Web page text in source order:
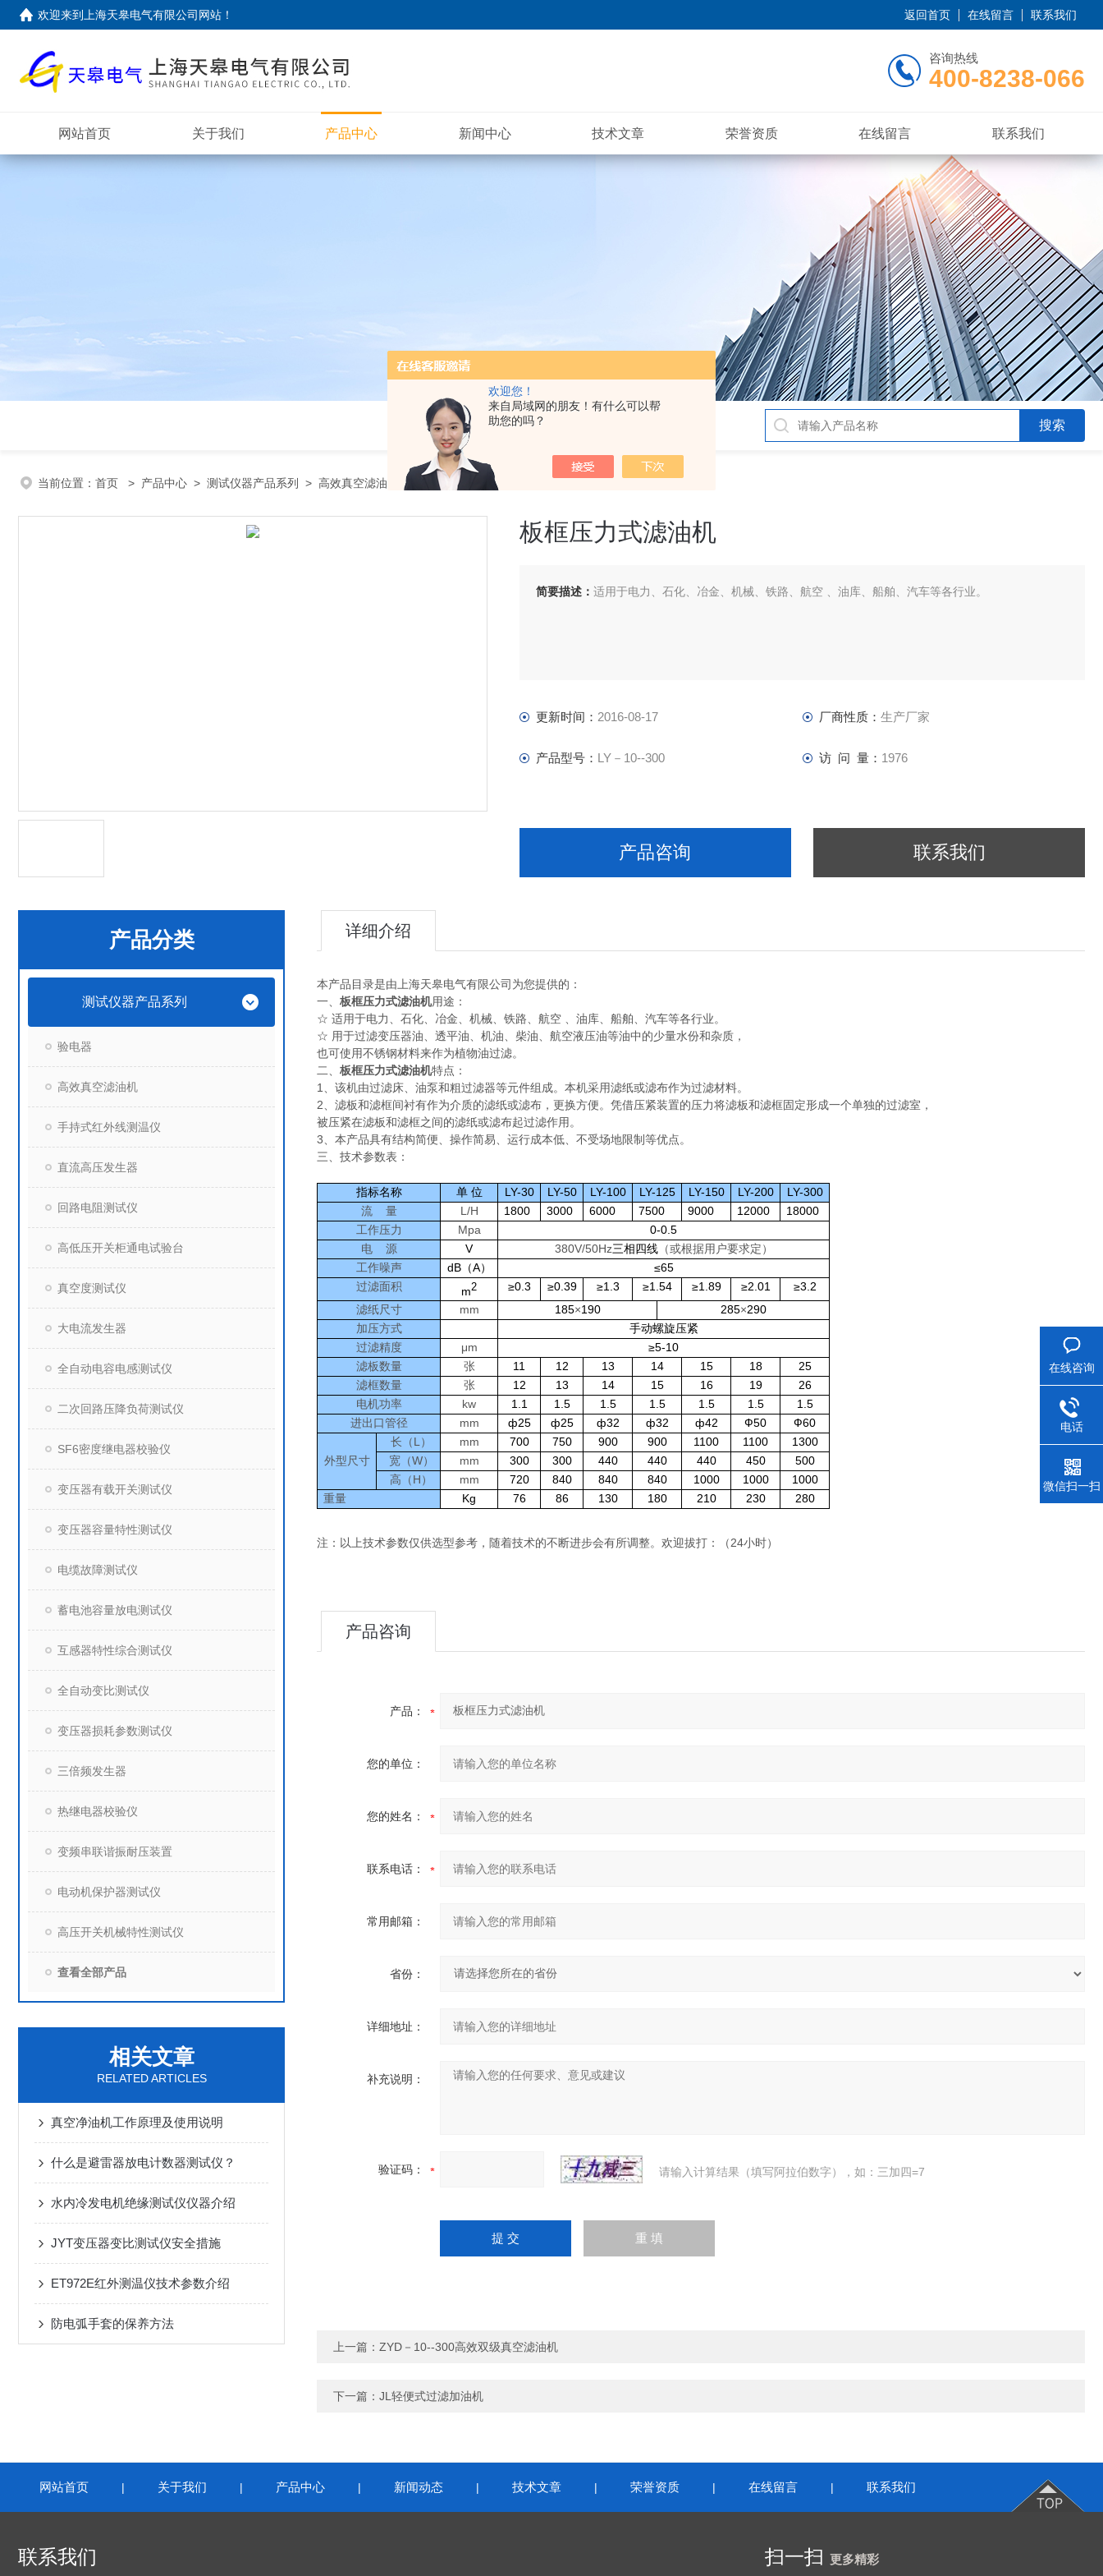
欢迎您！
来自局域网的朋友！有什么可以帮
助您的吗？
欢迎来到上海天皋电气有限公司网站！ 返回首页 在线留言 联系我们
咨询热线
400-8238-066
网站首页 关于我们 产品中心 新闻中心 技术文章 荣誉资质 在线留言 联系我们
当前位置： 首页 > 产品中心 > 测试仪器产品系列 > 高效真空滤油机 > LY－10--300板框压力式滤油机
板框压力式滤油机
简要描述： 适用于电力、石化、冶金、机械、铁路、航空 、油库、船舶、汽车等各行业。
更新时间： 2016-08-17 厂商性质： 生产厂家
产品型号： LY－10--300 访 问 量： 1976
产品咨询 联系我们
产品分类
测试仪器产品系列
验电器
高效真空滤油机
手持式红外线测温仪
直流高压发生器
回路电阻测试仪
高低压开关柜通电试验台
真空度测试仪
大电流发生器
全自动电容电感测试仪
二次回路压降负荷测试仪
SF6密度继电器校验仪
变压器有载开关测试仪
变压器容量特性测试仪
电缆故障测试仪
蓄电池容量放电测试仪
互感器特性综合测试仪
全自动变比测试仪
变压器损耗参数测试仪
三倍频发生器
热继电器校验仪
变频串联谐振耐压装置
电动机保护器测试仪
高压开关机械特性测试仪
查看全部产品
相关文章
RELATED ARTICLES
真空净油机工作原理及使用说明
什么是避雷器放电计数器测试仪？
水内冷发电机绝缘测试仪仪器介绍
JYT变压器变比测试仪安全措施
ET972E红外测温仪技术参数介绍
防电弧手套的保养方法
详细介绍
本产品目录是由上海天皋电气有限公司为您提供的：
一、 板框压力式滤油机用途：
☆ 适用于电力、石化、冶金、机械、铁路、航空 、油库、船舶、汽车等各行业。
☆ 用于过滤变压器油、透平油、机油、柴油、航空液压油等油中的少量水份和杂质，
也可使用不锈钢材料来作为植物油过滤。
二、 板框压力式滤油机特点：
1、该机由过滤床、油泵和粗过滤器等元件组成。本机采用滤纸或滤布作为过滤材料。
2、滤板和滤框间衬有作为介质的滤纸或滤布，更换方便。凭借压紧装置的压力将滤板和滤框固定形成一个单独的过滤室，
被压紧在滤板和滤框之间的滤纸或滤布起过滤作用。
3、本产品具有结构简便、操作简易、运行成本低、不受场地限制等优点。
三、 技术参数表：
指标名称 单 位 LY-30 LY-50 LY-100 LY-125 LY-150 LY-200
LY-300
流
量 L/H 1800 3000 6000 7500 9000 12000
18000
工作压力
Mpa
0-0.5
电
源 V 380V/50Hz三相四线（或根据用户要求定）
工作噪声
dB（A）
≤65
过滤面积
m2 ≥0.3 ≥0.39 ≥1.3 ≥1.54 ≥1.89 ≥2.01
≥3.2
滤纸尺寸
mm 185×190 285×290
加压方式
手动螺旋压紧
过滤精度
μm
≥5-10
滤板数量
张 11 12 13 14 15 18
25
滤框数量
张 12 13 14 15 16 19
26
电机功率
kw 1.1 1.5 1.5 1.5 1.5 1.5
1.5
进出口管径
mm ф25 ф25 ф32 ф32 ф42 Ф50 Ф60
外型尺寸
长（L） mm 700 750 900 900 1100 1100
1300
宽（W） mm 300 300 440 440 440 450
500
高（H） mm 720 840 840 840 1000 1000
1000
重量
Kg 76 86 130 180 210 230 280
注：以上技术参数仅供选型参考，随着技术的不断进步会有所调整。欢迎拔打：（24小时）
产品咨询
产品：
您的单位：
您的姓名：
联系电话：
常用邮箱：
省份：
详细地址：
补充说明：
验证码： 请输入计算结果（填写阿拉伯数字），如：三加四=7
上一篇： ZYD－10--300高效双级真空滤油机
下一篇： JL轻便式过滤加油机
网站首页 | 关于我们 | 产品中心 | 新闻动态 | 技术文章 | 荣誉资质 | 在线留言 | 联系我们
联系我们 扫一扫 更多精彩
在线咨询
电话
微信扫一扫